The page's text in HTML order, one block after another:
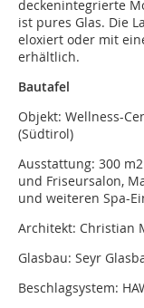
deckenintegrierte
ist pures Glas. Die
eloxiert oder mit
erhältlich.
Bautafel
Objekt: Wellness-
(Südtirol)
Ausstattung: 300
und Friseursalon,
und weiteren Spa-
Architekt: Christian
Glasbau: Seyr
Beschlagsystem: